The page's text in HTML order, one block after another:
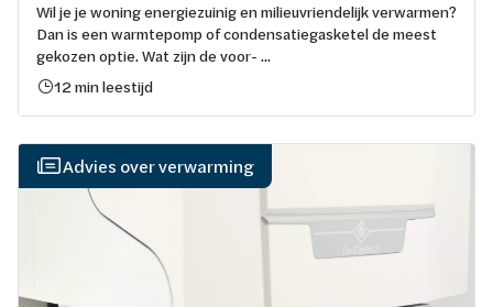
Wil je je woning energiezuinig en milieuvriendelijk verwarmen?
Dan is een warmtepomp of condensatiegasketel de meest
gekozen optie. Wat zijn de voor- ...
12 min leestijd
Advies over verwarming